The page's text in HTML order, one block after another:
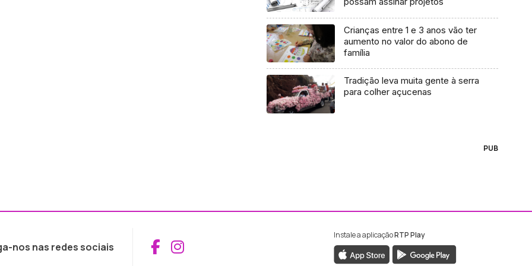
Crianças entre 1 e 3 anos vão ter
aumento no valor do abono de
família
Tradição leva muita gente à serra
para colher açucenas
PUB
nos nas redes sociais Aceder ao Facebook da RTP Madeira
Aceder ao Instagram da RTP Madeira
Instale a aplicaçãoRTP Play